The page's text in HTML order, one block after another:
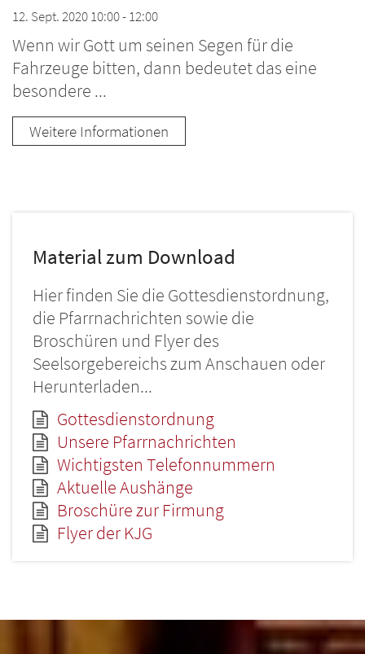
12. Sept. 2020 10:00 - 12:00
Wenn wir Gott um seinen Segen für die
Fahrzeuge bitten, dann bedeutet das eine
besondere ...
Weitere Informationen
Material zum Download
Hier finden Sie die Gottesdienstordnung,
die Pfarrnachrichten sowie die
Broschüren und Flyer des
Seelsorgebereichs zum Anschauen oder
Herunterladen...
Gottesdienstordnung
Unsere Pfarrnachrichten
Wichtigsten Telefonnummern
Aktuelle Aushänge
Broschüre zur Firmung
Flyer der KJG